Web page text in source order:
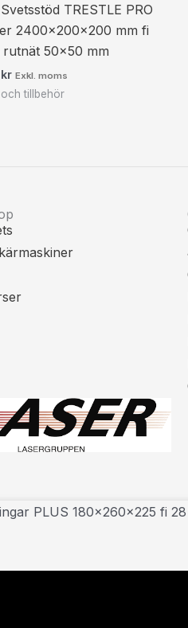
TRESTLE PRO
2400x200x200 mm fi
rutnät 50×50 mm
kr Exkl. moms
tillbehör